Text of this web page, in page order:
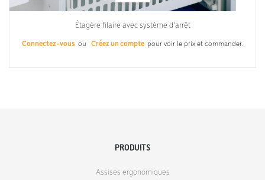
Étagère filaire avec système d’arrêt
Connectez-vous ou Créez un compte pour voir le prix et commander.
PRODUITS
Assises ergonomiques